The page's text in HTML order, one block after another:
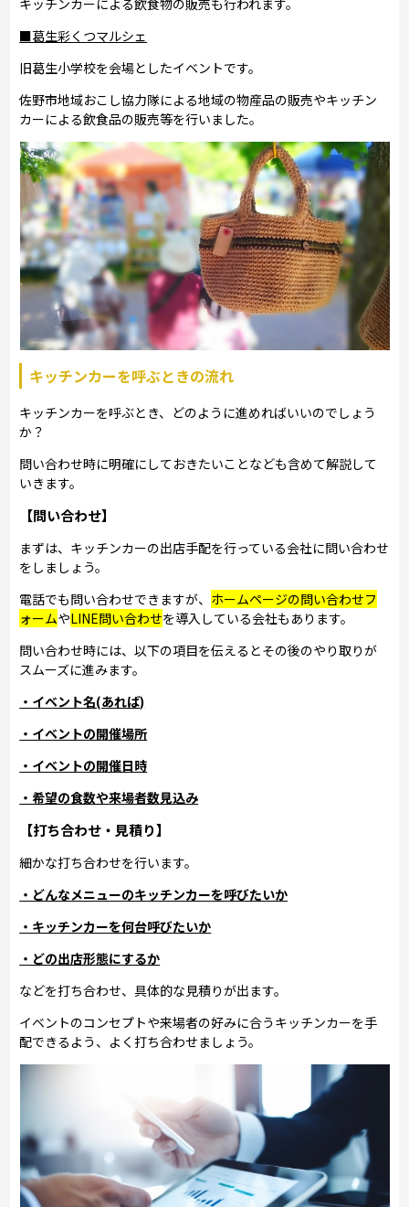
■葛生彩くつマルシェ
旧葛生小学校を会場としたイベントです。
佐野市地域おこし協力隊による地域の物産品の販売やキッチン
カーによる飲食品の販売等を行いました。
キッチンカーを呼ぶときの流れ
キッチンカーを呼ぶとき、どのように進めればいいのでしょう
か？
問い合わせ時に明確にしておきたいことなども含めて解説して
いきます。
【問い合わせ】
まずは、キッチンカーの出店手配を行っている会社に問い合わせ
をしましょう。
電話でも問い合わせできますが、 ホームページの問い合わせフ
ォームやLINE問い合わせを導入している会社もあります。
問い合わせ時には、以下の項目を伝えるとその後のやり取りが
スムーズに進みます。
・イベント名(あれば)
・イベントの開催場所
・イベントの開催日時
・希望の食数や来場者数見込み
【打ち合わせ・見積り】
細かな打ち合わせを行います。
・どんなメニューのキッチンカーを呼びたいか
・キッチンカーを何台呼びたいか
・どの出店形態にするか
などを打ち合わせ、具体的な見積りが出ます。
イベントのコンセプトや来場者の好みに合うキッチンカーを手
配できるよう、よく打ち合わせましょう。